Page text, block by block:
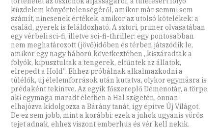
küzdelem könyörtelenségéről, amikor már semmi sem
számít, nincsenek értékek, amikor az utolsó kötelékek: a
család, gyerek is feláldozható. A sztori, primer olvasatában
egy vérbeli sci-fi, illetve sci-fi-thriller: egy pontosabban
nem meghatározott (jövő)időben és térben játszódik le,
amikor egy nagy háború következtében „kiszáradtak a
folyók, kipusztultak a tengerek, eltűntek az állatok,
elrepedt a Hold”. Ehhez próbálnak alkalmazkodni a
túlélők, új élelemforrások után kutatva, olykor egymásra is
prédaként tekintve. Az egyik főszereplő Démenotár, a törpe,
aki egymaga maradt életben a Hal szigetén, onnan
elhajózva kidolgozza a Bárány tanát, így építve Új Világot.
De ez sem jobb, mint a korábbi: ezek a juhok ugyanis vörös
tejet adnak, ehhez viszont emberhús és vér kell nekik.